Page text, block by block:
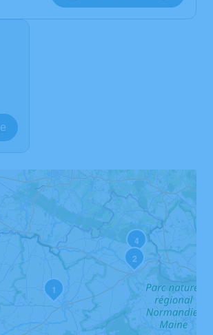
1
2
4